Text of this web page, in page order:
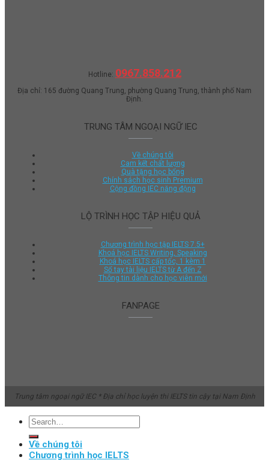
Hotline: 0967.858.212
Địa chỉ: 165 đường Quang Trung, phường Quang Trung, thành phố Nam
Định.
TRUNG TÂM NGOẠI NGỮ IEC
Về chúng tôi
Cam kết chất lượng
Quà tặng học bổng
Chính sách học sinh Premium
Cộng đồng IEC năng động
LỘ TRÌNH HỌC TẬP HIỆU QUẢ
Chương trình học tập IELTS 7.5+
Khoá học IELTS Writing, Speaking
Khoá học IELTS cấp tốc, 1 kèm 1
Sổ tay tài liệu IELTS từ A đến Z
Thông tin dành cho học viên mới
FANPAGE
Trung tâm ngoại ngữ IEC * Địa chỉ học luyện thi IELTS tin cậy tại Nam Định
Về chúng tôi
Chương trình học IELTS